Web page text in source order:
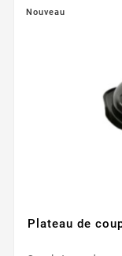
Nouveau
Plateau de